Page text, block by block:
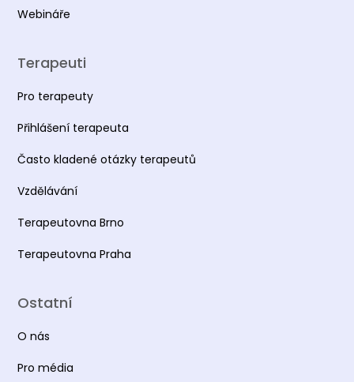
Webináře
Terapeuti
Pro terapeuty
Přihlášení terapeuta
Často kladené otázky terapeutů
Vzdělávání
Terapeutovna Brno
Terapeutovna Praha
Ostatní
O nás
Pro média